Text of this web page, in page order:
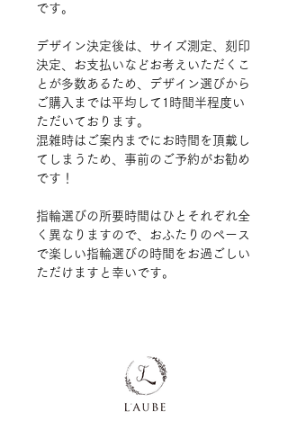
です。
デザイン決定後は、サイズ測定 、刻印
決定
お支払いなどお考えいただくこ
とが多数あるため、デザイン選びから
ご購入までは平均して1時間半程度い
ただいております。
混雑時はご案内までにお時間を頂戴し
てしまうため、事前のご予約がお勧め
です！
指輪選びの所要時間はひとそれぞれ全
く異なりますので、おふたりのペース
で楽しい指輪選びの時間をお過ごしい
ただけますと幸いです。